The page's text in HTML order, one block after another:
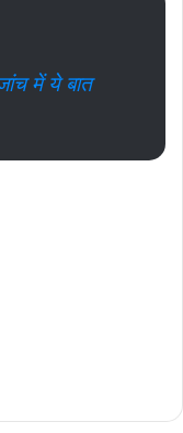
में ये बात